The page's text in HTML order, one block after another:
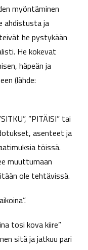
myöntäminen
ahdistusta ja
he pystykään
He kokevat
häpeän ja
(lähde:
”PITÄISI” tai
asenteet ja
töissä.
muuttumaan
ole tehtävissä.
tosi kova kiire”
sitä ja jatkuu pari